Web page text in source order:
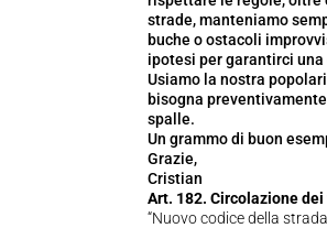
strade, manteniamo
buche o ostacoli
ipotesi per garantirci
Usiamo la nostra
bisogna
spalle.
Un grammo di buon
Grazie,
Cristian
Art. 182. Circolazione
“Nuovo codice della